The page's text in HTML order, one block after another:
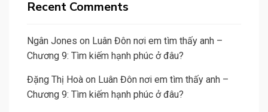
Recent Comments
Ngân Jones on Luân Đôn nơi em tìm thấy anh –
Chương 9: Tìm kiếm hạnh phúc ở đâu?
Đặng Thị Hoà on Luân Đôn nơi em tìm thấy anh –
Chương 9: Tìm kiếm hạnh phúc ở đâu?